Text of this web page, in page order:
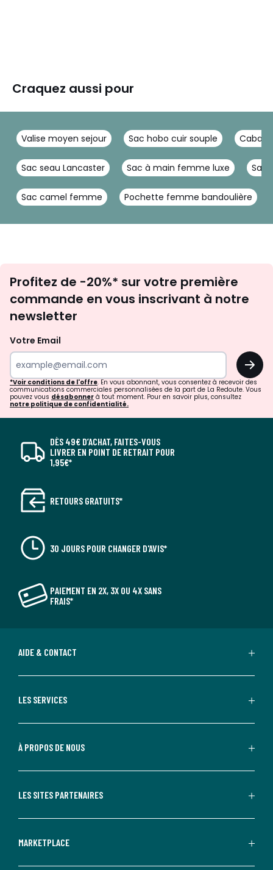
Craquez aussi pour
Valise moyen sejour Sac hobo cuir souple Cabas
Sac seau Lancaster Sac à main femme luxe Sac
Sac camel femme Pochette femme bandoulière
newsletter
Profitez de -20%* sur votre première
commande en vous inscrivant à notre
newsletter
Votre Email
OK
*Voir conditions de l'offre. En vous abonnant, vous consentez à recevoir des
communications commerciales personnalisées de la part de La Redoute. Vous
pouvez vous désabonner à tout moment. Pour en savoir plus, consultez
notre politique de confidentialité.
DÈS 49€ D’ACHAT, FAITES-VOUS
LIVRER EN POINT DE RETRAIT POUR
1,95€*
RETOURS GRATUITS*
30 JOURS POUR CHANGER D'AVIS*
PAIEMENT EN 2X, 3X OU 4X SANS
FRAIS*
AIDE & CONTACT
LES SERVICES
À PROPOS DE NOUS
LES SITES PARTENAIRES
MARKETPLACE